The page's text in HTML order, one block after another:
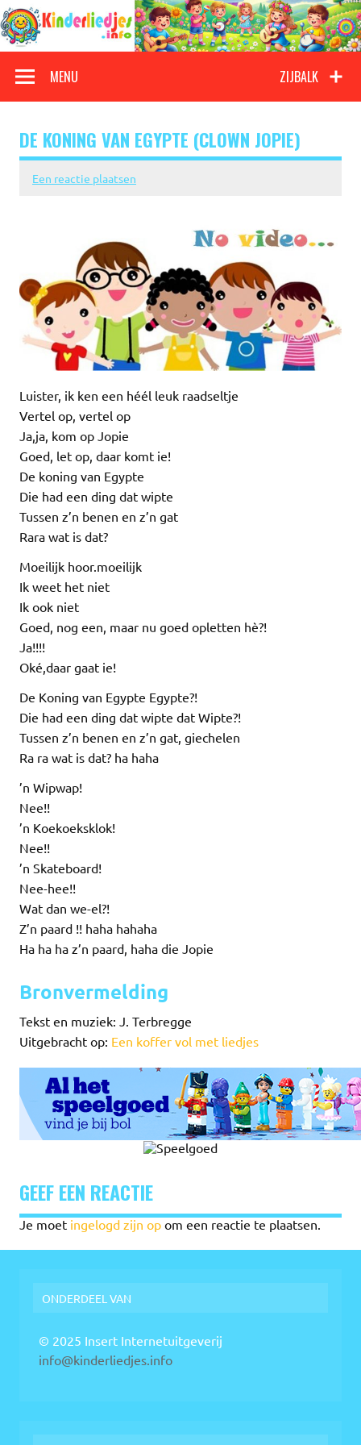
Doorgaan
naar
inhoud
Kinderliedjes
ZIJBALK
MENU
DE KONING VAN EGYPTE (CLOWN JOPIE)
Een reactie plaatsen
Luister, ik ken een héél leuk raadseltje
Vertel op, vertel op
Ja,ja, kom op Jopie
Goed, let op, daar komt ie!
De koning van Egypte
Die had een ding dat wipte
Tussen z’n benen en z’n gat
Rara wat is dat?
Moeilijk hoor.moeilijk
Ik weet het niet
Ik ook niet
Goed, nog een, maar nu goed opletten hè?!
Ja!!!!
Oké,daar gaat ie!
De Koning van Egypte Egypte?!
Die had een ding dat wipte dat Wipte?!
Tussen z’n benen en z’n gat, giechelen
Ra ra wat is dat? ha haha
’n Wipwap!
Nee!!
’n Koekoeksklok!
Nee!!
’n Skateboard!
Nee-hee!!
Wat dan we-el?!
Z’n paard !! haha hahaha
Ha ha ha z’n paard, haha die Jopie
Bronvermelding
Tekst en muziek: J. Terbregge
Uitgebracht op: Een koffer vol met liedjes
GEEF EEN REACTIE
Je moet ingelogd zijn op om een reactie te plaatsen.
ONDERDEEL VAN
© 2025 Insert Internetuitgeverij
info@kinderliedjes.info